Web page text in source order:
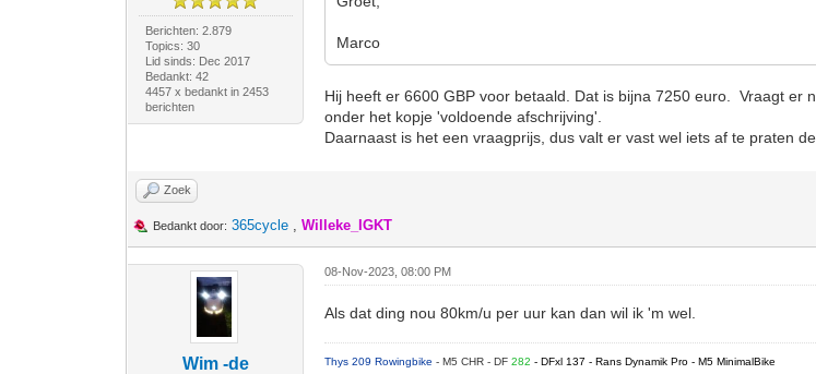
Berichten: 2.879
Topics: 30
Lid sinds: Dec 2017
Bedankt: 42
4457 x bedankt in 2453
berichten
Marco
Hij heeft er 6600 GBP voor betaald. Dat is bijna 7250 euro. Vraagt er
onder het kopje 'voldoende afschrijving'.
Daarnaast is het een vraagprijs, dus valt er vast wel iets af te praten
Zoek
Bedankt door: 365cycle ,Willeke_IGKT
Wim -de
08-Nov-2023, 08:00 PM
Als dat ding nou 80km/u per uur kan dan wil ik 'm wel.
Thys 209 Rowingbike- M5 CHR - DF282- DFxl 137 - Rans Dynamik Pro - M5 MinimalBike